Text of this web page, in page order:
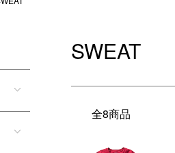
SWEAT
全8商品